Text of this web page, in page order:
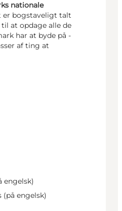
nationale
er bogstaveligt talt
at opdage alle de
har at byde på -
af ting at
engelsk)
(på engelsk)